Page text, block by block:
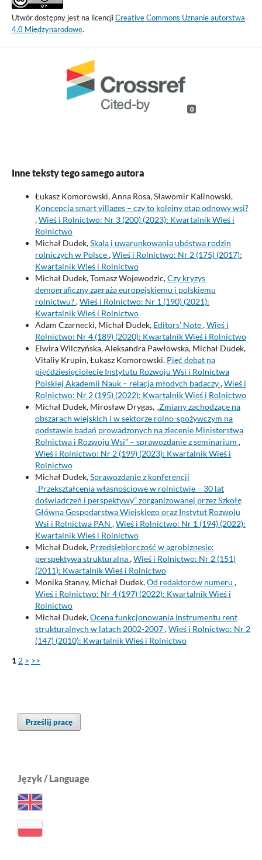
Utwór dostępny jest na licencjiCreative Commons Uznanie autorstwa
4.0 Międzynarodowe.
0
Inne teksty tego samego autora
Łukasz Komorowski, Anna Rosa, Sławomir Kalinowski,
Koncepcja smart villages – czy to kolejny etap odnowy wsi?
,Wieś i Rolnictwo: Nr 3 (200) (2023): Kwartalnik Wieś i
Rolnictwo
Michał Dudek,Skala i uwarunkowania ubóstwa rodzin
rolniczych w Polsce,Wieś i Rolnictwo: Nr 2 (175) (2017):
Kwartalnik Wieś i Rolnictwo
Michał Dudek, Tomasz Wojewodzic,Czy kryzys
demograficzny zagraża europejskiemu i polskiemu
rolnictwu?,Wieś i Rolnictwo: Nr 1 (190) (2021):
Kwartalnik Wieś i Rolnictwo
Adam Czarnecki, Michał Dudek, Editors’ Note,Wieś i
Rolnictwo: Nr 4 (189) (2020): Kwartalnik Wieś i Rolnictwo
Elwira Wilczyńska, Aleksandra Pawłowska, Michał Dudek,
Vitaliy Krupin, Łukasz Komorowski, Pięć debat na
pięćdziesięciolecie Instytutu Rozwoju Wsi i Rolnictwa
Polskiej Akademii Nauk – relacja młodych badaczy,Wieś i
Rolnictwo: Nr 2 (195) (2022): Kwartalnik Wieś i Rolnictwo
Michał Dudek, Mirosław Drygas, „Zmiany zachodzące na
obszarach wiejskich i w sektorze rolno-spożywczym na
podstawie badań prowadzonych na zlecenie Ministerstwa
Rolnictwa i Rozwoju Wsi” – sprawozdanie z seminarium ,
Wieś i Rolnictwo: Nr 2 (199) (2023): Kwartalnik Wieś i
Rolnictwo
Michał Dudek,Sprawozdanie z konferencji
„Przekształcenia własnościowe w rolnictwie – 30 lat
doświadczeń i perspektywy” zorganizowanej przez Szkołę
Główną Gospodarstwa Wiejskiego oraz Instytut Rozwoju
Wsi i Rolnictwa PAN ,Wieś i Rolnictwo: Nr 1 (194) (2022):
Kwartalnik Wieś i Rolnictwo
Michał Dudek, Przedsiębiorczość w agrobiznesie:
perspektywa strukturalna,Wieś i Rolnictwo: Nr 2 (151)
(2011): Kwartalnik Wieś i Rolnictwo
Monika Stanny, Michał Dudek,Od redaktorów numeru ,
Wieś i Rolnictwo: Nr 4 (197) (2022): Kwartalnik Wieś i
Rolnictwo
Michał Dudek,Ocena funkcjonowania instrumentu rent
strukturalnych w latach 2002-2007,Wieś i Rolnictwo: Nr 2
(147) (2010): Kwartalnik Wieś i Rolnictwo
1 2 > >>
Prześlij pracę
Język / Language